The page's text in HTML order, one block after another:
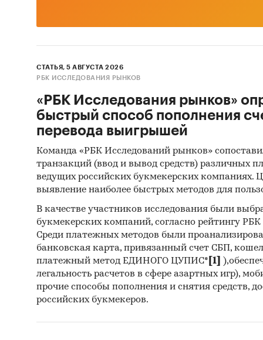
СТАТЬЯ, 5 АВГУСТА 2026
РБК ИССЛЕДОВАНИЯ РЫНКОВ
«РБК Исследования рынков»
быстрый способ пополнения
перевода выигрышей
Команда «РБК Исследований рынков»
транзакций (ввод и вывод средств) различных
ведущих российских букмекерских компаниях.
выявление наиболее быстрых методов для
В качестве участников исследования были
букмекерских компаний, согласно рейтингу
Среди платежных методов были
банковская карта, привязанный счет СБП,
платежный метод ЕДИНОГО ЦУПИС* [1]
легальность расчетов в сфере азартных игр),
прочие способы пополнения и снятия средств,
российских букмекеров.